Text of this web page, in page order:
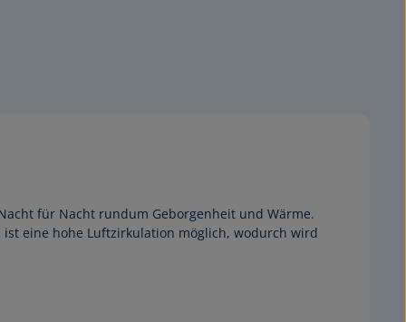
für Nacht rundum Geborgenheit und Wärme.
eine hohe Luftzirkulation möglich, wodurch wird